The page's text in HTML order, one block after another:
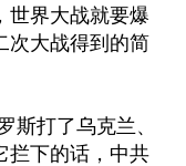
世界大战就要爆
次大战得到的简
斯打了乌克兰、
拦下的话，中共